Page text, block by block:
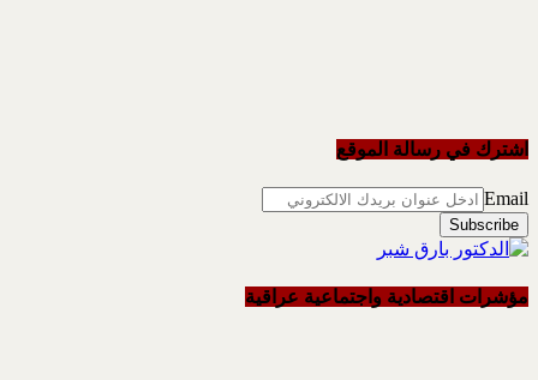
اشترك في رسالة الموقع
Email
مؤشرات اقتصادية واجتماعية عراقية